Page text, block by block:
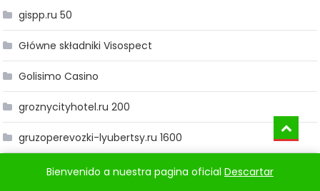
gispp.ru 50
Główne składniki Visospect
Golisimo Casino
groznycityhotel.ru 200
gruzoperevozki-lyubertsy.ru 1600
help-computers.ru 10
Bienvenido a nuestra pagina oficial Descartar